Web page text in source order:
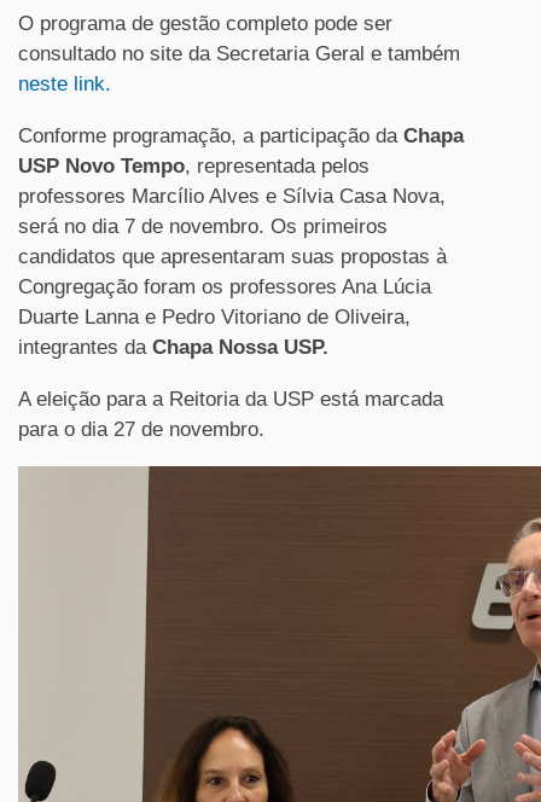
O programa de gestão completo pode ser
consultado no site da Secretaria Geral e também
neste link.
Conforme programação, a participação da Chapa
USP Novo Tempo, representada pelos
professores Marcílio Alves e Sílvia Casa Nova,
será no dia 7 de novembro. Os primeiros
candidatos que apresentaram suas propostas à
Congregação foram os professores Ana Lúcia
Duarte Lanna e Pedro Vitoriano de Oliveira,
integrantes da Chapa Nossa USP.
A eleição para a Reitoria da USP está marcada
para o dia 27 de novembro.